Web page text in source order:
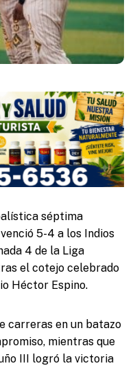
séptima
5-4 a los Indios
4 de la Liga
el cotejo celebrado
Héctor Espino.
carreras en un batazo
mientras que
III logró la victoria